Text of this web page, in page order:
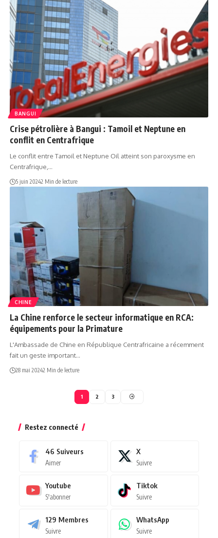
BANGUI
Crise pétrolière à Bangui : Tamoil et Neptune en
conflit en Centrafrique
Le conflit entre Tamoil et Neptune Oil atteint son paroxysme en
Centrafrique,…
5 juin 20242 Min de lecture
CHINE
La Chine renforce le secteur informatique en RCA:
équipements pour la Primature
L'Ambassade de Chine en République Centrafricaine a récemment
fait un geste important…
28 mai 20242 Min de lecture
1 2 3
Restez connecté
46 Suiveurs
Aimer
X
Suivre
Youtube
S'abonner
Tiktok
Suivre
129 Membres
Suivre
WhatsApp
Suivre